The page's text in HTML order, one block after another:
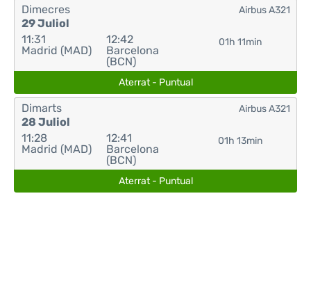
Dimecres
29 Juliol
11:31
Madrid (MAD)
12:42
Barcelona
(BCN)
01h 11min
Airbus A321
Aterrat - Puntual
Dimarts
28 Juliol
11:28
Madrid (MAD)
12:41
Barcelona
(BCN)
01h 13min
Airbus A321
Aterrat - Puntual